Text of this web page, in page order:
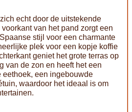
echt door de uitstekende
van het pand zorgt een
stijl voor een charmante
plek voor een kopje koffie
geniet het grote terras op
van de zon en heeft het een
een ingebouwde
waardoor het ideaal is om